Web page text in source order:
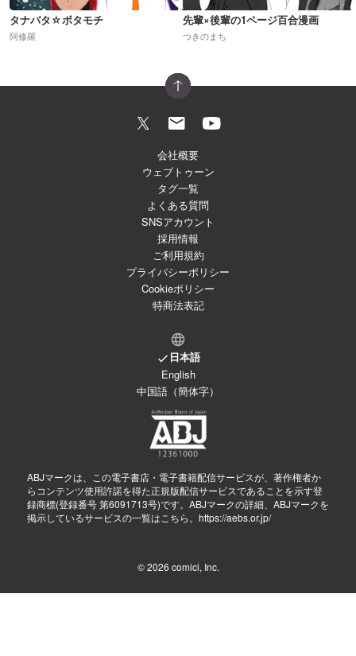
タナバタ☆ボタモチ
阿修羅
先輩×後輩の1ページ百合漫画
つきのまち
会社概要
ウェブトゥーン
タグ一覧
よくある質問
SNSアカウント
採用情報
ご利用規約
プライバシーポリシー
Cookieポリシー
特商法表記
日本語
English
中国語（簡体字）
ABJマークは、この電子書店・電子書籍配信サービスが、著作権者か
らコンテンツ使用許諾を得た正規版配信サービスであることを示す登
録商標(登録番号 第6091713号)です。ABJマークの詳細、ABJマークを
掲示しているサービスの一覧はこちら。 https://aebs.or.jp/
© 2026 comici, Inc.